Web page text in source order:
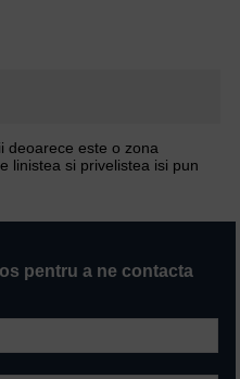
deoarece este o zona
linistea si privelistea isi pun
pentru a ne contacta